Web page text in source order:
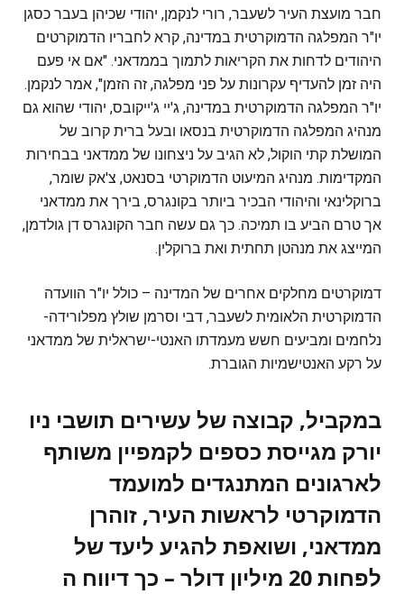
חבר מועצת העיר לשעבר, רורי לנקמן, יהודי שכיהן בעבר כסגן
יו"ר המפלגה הדמוקרטית במדינה, קרא לחבריו הדמוקרטים
היהודים לדחות את הקריאות לתמוך בממדאני. "אם אי פעם
היה זמן להעדיף עקרונות על פני מפלגה, זה הזמן", אמר לנקמן.
יו"ר המפלגה הדמוקרטית במדינה, ג'יי ג'ייקובס, יהודי שהוא גם
מנהיג המפלגה הדמוקרטית בנסאו ובעל ברית קרוב של
המושלת קתי הוקול, לא הגיב על ניצחונו של ממדאני בבחירות
המקדימות. מנהיג המיעוט הדמוקרטי בסנאט, צ'אק שומר,
ברוקלינאי והיהודי הבכיר ביותר בקונגרס, בירך את ממדאני
אך טרם הביע בו תמיכה. כך גם עשה חבר הקונגרס דן גולדמן,
המייצג את מנהטן תחתית ואת ברוקלין.
דמוקרטים מחלקים אחרים של המדינה – כולל יו"ר הוועדה
הדמוקרטית הלאומית לשעבר, דבי וסרמן שולץ מפלורידה-
נלחמים ומביעים חשש מעמדתו האנטי-ישראלית של ממדאני
על רקע האנטישמיות הגוברת.
במקביל, קבוצה של עשירים תושבי ניו
יורק מגייסת כספים לקמפיין משותף
לארגונים המתנגדים למועמד
הדמוקרטי לראשות העיר, זוהרן
ממדאני, ושואפת להגיע ליעד של
לפחות 20 מיליון דולר – כך דיווח ה